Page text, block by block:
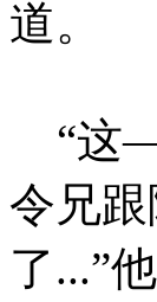
道。
“这
令兄
了...”